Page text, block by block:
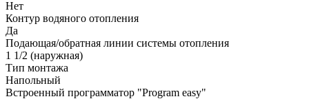
Нет
Контур водяного отопления
Да
Подающая/обратная линии системы отопления
1 1/2 (наружная)
Тип монтажа
Напольный
Встроенный программатор "Program easy"